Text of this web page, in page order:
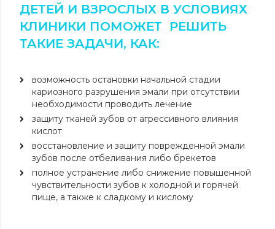
ДЕТЕЙ И ВЗРОСЛЫХ В УСЛОВИЯХ
КЛИНИКИ ПОМОЖЕТ
РЕШИТЬ
ТАКИЕ ЗАДАЧИ, КАК:
возможность остановки начальной стадии
кариозного разрушения эмали при отсутствии
необходимости проводить лечение
защиту тканей зубов от агрессивного влияния
кислот
восстановление и защиту поврежденной эмали
зубов после отбеливания либо брекетов
полное устранение либо снижение повышенной
чувствительности зубов к холодной и горячей
пище, а также к сладкому и кислому